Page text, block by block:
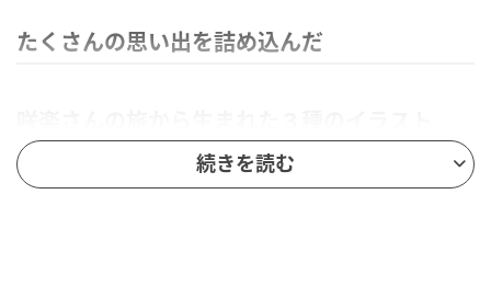
たくさんの思い出を詰め込んだ
続きを読む